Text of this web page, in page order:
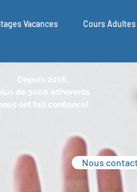
Vacances Cours Adultes
Depuis 2016,
de 3000 adhérents
ont fait confiance!
Nous